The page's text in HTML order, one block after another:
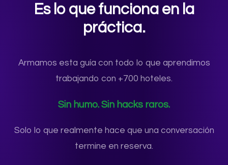
Es lo que funciona en la
práctica.
Armamos esta guía con todo lo que aprendimos
trabajando con +700 hoteles.
Sin humo. Sin hacks raros.
Solo lo que realmente hace que una conversación
termine en reserva.